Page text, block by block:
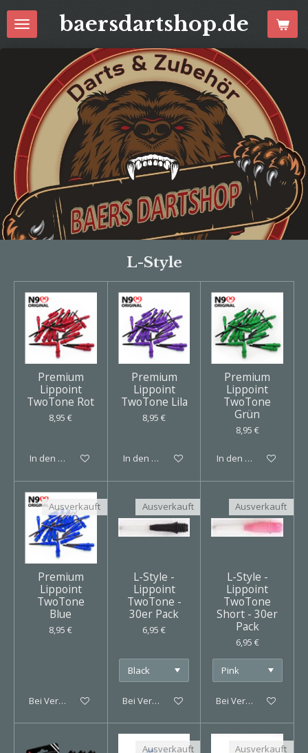
Zum
Hauptinhalt
baersdartshop.de
L-Style
Premium
Lippoint
TwoTone Rot
8,95 €
In den Warenkorb
Premium
Lippoint
TwoTone Lila
8,95 €
In den Warenkorb
Premium
Lippoint
TwoTone
Grün
8,95 €
In den Warenkorb
Ausverkauft
Premium
Lippoint
TwoTone
Blue
8,95 €
Bei Verfügbarkeit benachrichtigen
Ausverkauft
L-Style -
Lippoint
TwoTone -
30er Pack
6,95 €
Bei Verfügbarkeit benachrichtigen
Ausverkauft
L-Style -
Lippoint
TwoTone
Short - 30er
Pack
6,95 €
Bei Verfügbarkeit
Ausverkauft Ausverkauft